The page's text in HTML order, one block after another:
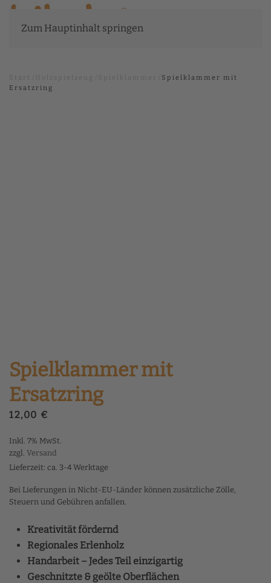
Zum Hauptinhalt springen
Spielklammer mit
Ersatzring
Spielklammer mit
Ersatzring
12,00 €
Inkl. 7% MwSt.
zzgl. Versand
Lieferzeit: ca. 3-4 Werktage
Bei Lieferungen in Nicht-EU-Länder können zusätzliche Zölle,
Steuern und Gebühren anfallen.
Kreativität fördernd
Regionales Erlenholz
Handarbeit – Jedes Teil einzigartig
Geschnitzte & geölte Oberflächen